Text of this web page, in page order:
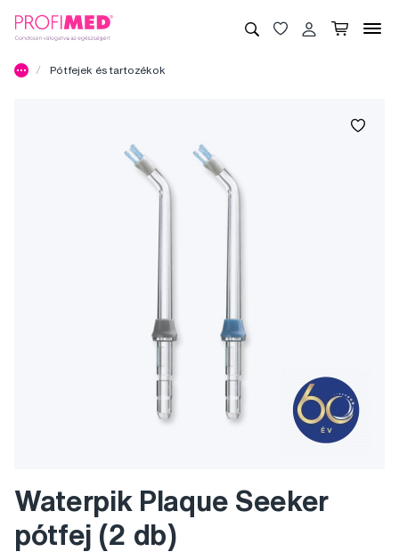
Pótfejek és tartozékok
Waterpik Plaque Seeker
pótfej (2 db)